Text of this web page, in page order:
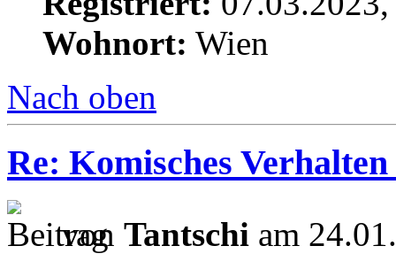
Wohnort: Wien
Nach oben
Re: Komisches
von Tantschi am